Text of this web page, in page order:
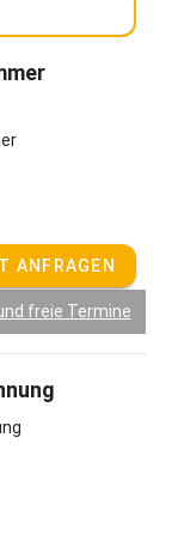
ANFRAGEN
freie Termine